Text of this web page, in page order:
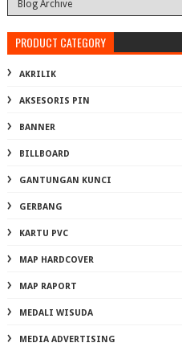
PRODUCT CATEGORY
AKRILIK
AKSESORIS PIN
BANNER
BILLBOARD
GANTUNGAN KUNCI
GERBANG
KARTU PVC
MAP HARDCOVER
MAP RAPORT
MEDALI WISUDA
MEDIA ADVERTISING